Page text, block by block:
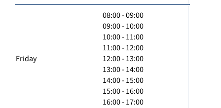
Friday
08:00 - 09:00
09:00 - 10:00
10:00 - 11:00
11:00 - 12:00
12:00 - 13:00
13:00 - 14:00
14:00 - 15:00
15:00 - 16:00
16:00 - 17:00